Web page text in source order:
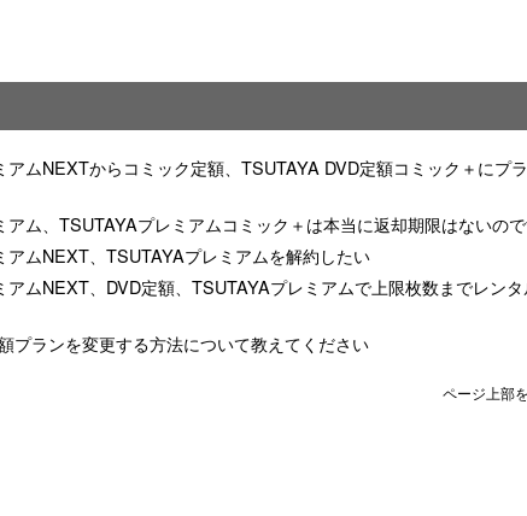
アムNEXTからコミック定額、TSUTAYA DVD定額コミック＋にプ
アム、TSUTAYAプレミアムコミック＋は本当に返却期限はないの
アムNEXT、TSUTAYAプレミアムを解約したい
アムNEXT、DVD定額、TSUTAYAプレミアムで上限枚数までレンタ
プランを変更する方法について教えてください
ページ上部